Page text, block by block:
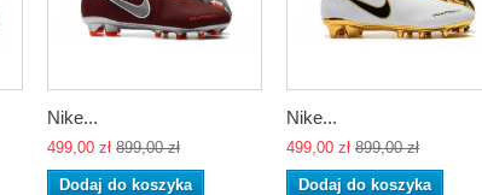
Nike...
499,00 zł 899,00 zł
Dodaj do koszyka
Nike...
499,00 zł 899,00 zł
Dodaj do koszyka